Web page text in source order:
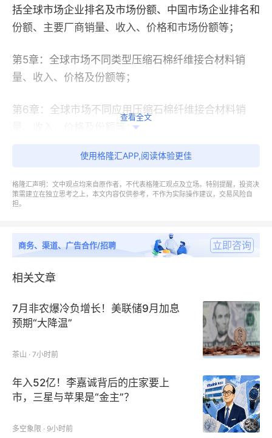
括全球市场企业排名及市场份额、中国市场企业排名和
份额、主要厂商销量、收入、价格和市场份额等；
第5章：全球市场不同类型压缩石棉纤维接合材料销
量、收入、价格及份额等；
第6章：全球市场不同应用压缩石棉纤维接合材料销
量、收入、价格及份额等；
第7章：压缩石棉纤维接合材料行业发展环境分析，包
第8章：压缩石棉纤维接合材料行业供应链分析，包括
模式、生产模式、销售模式及销售渠道等；
第9章：全球市场压缩石棉纤维接合材料主要厂商基本
格、收入及公司最新动态等；
第10章：中国市场压缩石棉纤维接合材料进出口情况
第11章：中国市场压缩石棉纤维接合材料主要生产和消
查看全文
使用格隆汇APP,阅读体验更佳
格隆汇声明：文中观点均来自原作者，不代表格隆汇观点及立场。特别提醒，投资决
策需建立在独立思考之上，本文内容仅供参考，不作为实际操作建议，交易风险自
担。
商务、渠道、广告合作/招聘 立即咨询
相关文章
7月非农爆冷负增长！美联储9月加息
预期“大降温”
茶山 · 7小时前
年入52亿！李嘉诚背后的庄家要上
市，三星与苹果是“金主”？
多空象限 · 9小时前